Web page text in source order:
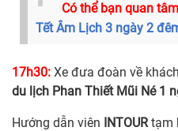
Có thể bạn quan
Tết Âm Lịch 3 ngày 2
17h30: Xe đưa đoàn về
du lịch Phan Thiết Mũi Né 1
Hướng dẫn viên INTOUR tạm